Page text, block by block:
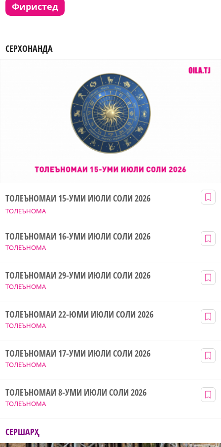
фиристед
СЕРХОНАНДА
ТОЛЕЪНОМА
ТОЛЕЪНОМАИ 15-УМИ ИЮЛИ СОЛИ 2026
ТОЛЕЪНОМА
ТОЛЕЪНОМАИ 16-УМИ ИЮЛИ СОЛИ 2026
ТОЛЕЪНОМА
ТОЛЕЪНОМАИ 29-УМИ ИЮЛИ СОЛИ 2026
ТОЛЕЪНОМА
ТОЛЕЪНОМАИ 22-ЮМИ ИЮЛИ СОЛИ 2026
ТОЛЕЪНОМА
ТОЛЕЪНОМАИ 17-УМИ ИЮЛИ СОЛИ 2026
ТОЛЕЪНОМА
ТОЛЕЪНОМАИ 8-УМИ ИЮЛИ СОЛИ 2026
СЕРШАРҲ